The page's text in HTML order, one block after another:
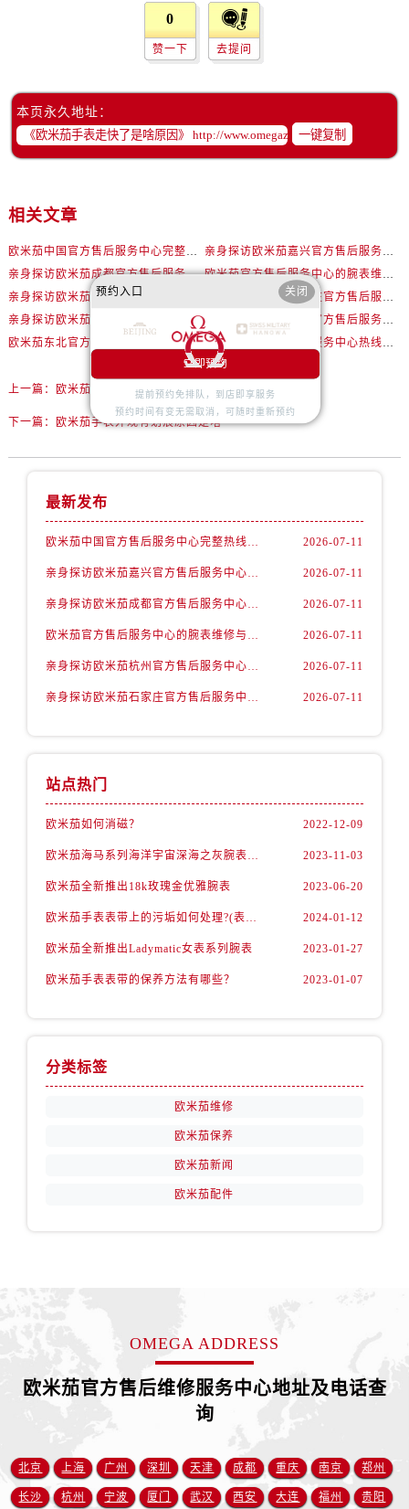
北京市朝阳区建国门外大街甲6号华熙国际中心D座11层1102室欧米茄售后服务中心（需提前预约）
内蒙古自治区包头市青山区幸福路甲3号王府井百货名表维修欧米茄售后服务中心（需提前预约）
内蒙古自治区赤峰市红山区哈达街欧米茄售后服务中心（需提前预约）
内蒙古自治区鄂尔多斯市东胜区伊金霍洛街欧米茄售后服务中心（需提前预约）
福建省南平市建阳区人民西路欧米茄售后服务中心（需提前预约）
江苏省淮安市清江浦区淮海北路欧米茄售后服务中心（需提前预约）
江苏省宿迁市宿城区西湖路欧米茄售后服务中心（需提前预约）
江苏省泰州市海陵区永定东路399号置地商务中心东塔（华润万象城）17层1706室欧米茄售后服务中心（需提前预约）
0
赞一下 去提问
本页永久地址：
一键复制
相关文章
欧米茄中国官方售后服务中心完整热线和维修地址实地考察报告多信源验证（2026年7月最新）
亲身探访欧米茄嘉兴官方售后服务中心｜网点地址及售后热线（2026年7月最新）
亲身探访欧米茄成都官方售后服务中心｜网点地址与电话（2026年7月最新）
欧米茄官方售后服务中心的腕表维修与保养服务权威公示（2026年7月最新）
亲身探访欧米茄石家庄官方售后服务中心｜最新地址与售后热线（2026年7月最新）
亲身探访欧米茄南通官方售后服务中心｜全新地址和售后电话（2026年7月最新）
亲身探访欧米茄南通官方售后服务中心｜网点地址及官方服务电话（2026年7月最新）
欧米茄东北官方售后维修服务中心提供专业腕表养护服务权威公示（2026年7月最新）
欧米茄中国官方售后服务中心热线和详细网点地址实地考察报告_多信源验证（2026年7月最新）
上一篇： 欧米茄手表走时不准处理办法盘点
下一篇： 欧米茄手表外观有划痕原因是啥
最新发布
欧米茄中国官方售后服务中心完整热线和维修地址实地考察报告多信源验证（2026年7月最新） 2026-07-11
亲身探访欧米茄嘉兴官方售后服务中心｜网点地址及售后热线（2026年7月最新） 2026-07-11
亲身探访欧米茄成都官方售后服务中心｜网点地址与电话（2026年7月最新） 2026-07-11
欧米茄官方售后服务中心的腕表维修与保养服务权威公示（2026年7月最新） 2026-07-11
亲身探访欧米茄杭州官方售后服务中心｜热线与地址（2026年7月最新） 2026-07-11
亲身探访欧米茄石家庄官方售后服务中心｜最新地址与售后热线（2026年7月最新） 2026-07-11
站点热门
欧米茄如何消磁？ 2022-12-09
欧米茄海马系列海洋宇宙深海之灰腕表，理想之选 2023-11-03
欧米茄全新推出18k玫瑰金优雅腕表 2023-06-20
欧米茄手表表带上的污垢如何处理?(表带的清洁技巧) 2024-01-12
欧米茄全新推出Ladymatic女表系列腕表 2023-01-27
欧米茄手表表带的保养方法有哪些？ 2023-01-07
分类标签
欧米茄维修
欧米茄保养
欧米茄新闻
欧米茄配件
OMEGA ADDRESS
欧米茄官方售后维修服务中心地址及电话查
询
北京 上海 广州 深圳 天津 成都 重庆 南京 郑州
长沙 杭州 宁波 厦门 武汉 西安 大连 福州 贵阳
预约入口 关闭
立即预约
提前预约免排队，到店即享服务
预约时间有变无需取消，可随时重新预约